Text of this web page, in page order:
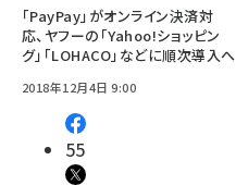
「PayPay」がオンライン決済対
応、ヤフーの「Yahoo!ショッピン
グ」「LOHACO」などに順次導入へ
2018年12月4日 9:00
55